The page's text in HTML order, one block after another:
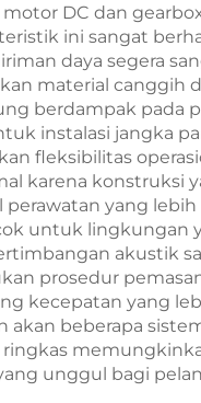
DC dan
ini sangat
daya segera
material canggih
berdampak pada
instalasi jangka
fleksibilitas
karena konstruksi
yang
untuk lingkungan
akustik
prosedur
kecepatan yang
beberapa
unggul bagi